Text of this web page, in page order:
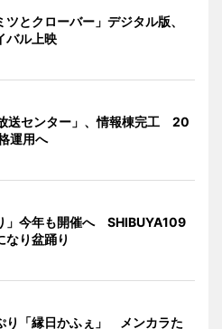
ツとクローバー」デジタル版、
バル上映
送センター」、情報棟完工 20
運用へ
」今年も開催へ SHIBUYA109
なり盆踊り
り「縁日かふぇ」 メンカラた